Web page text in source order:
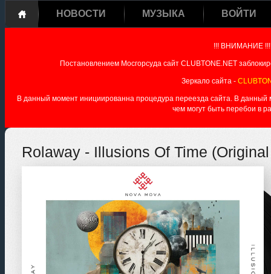
НОВОСТИ МУЗЫКА ВОЙТИ
!!! ВНИМАНИЕ !!!
Постановлением Мосгорсуда сайт CLUBTONE.NET
Зеркало сайта -
В данный момент инициированна процедура переезда сайта. В данный
чем могут быть перебои в
Rolaway - Illusions Of Time